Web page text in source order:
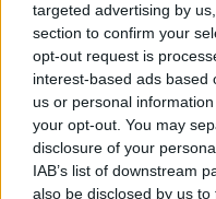
targeted advertising by
section to confirm your
opt-out request is
interest-based ads based
us or personal
your opt-out. You may
disclosure of your
IAB’s list of downstream
also be disclosed by us
Elektromos autó
Összecsukható
telepítenek a
e-cars.hu - 2023-08-30
Természetesen a
áramot.